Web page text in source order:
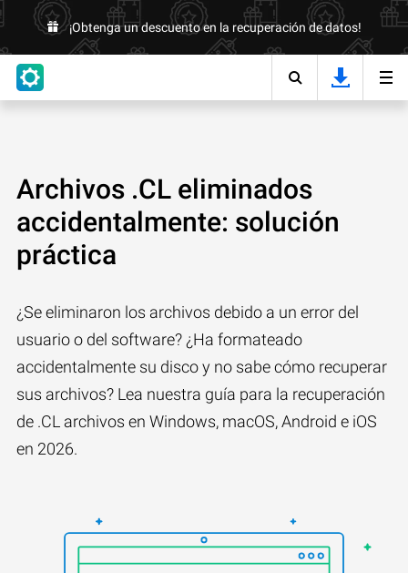
¡Obtenga un descuento en la recuperación de datos!
Archivos .CL eliminados
accidentalmente: solución
práctica
¿Se eliminaron los archivos debido a un error del
usuario o del software? ¿Ha formateado
accidentalmente su disco y no sabe cómo recuperar
sus archivos? Lea nuestra guía para la recuperación
de .CL archivos en Windows, macOS, Android e iOS
en 2026.